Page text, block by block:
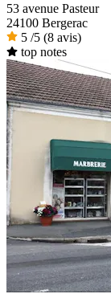
53 avenue Pasteur
24100 Bergerac
5 /5 (8 avis)
top notes